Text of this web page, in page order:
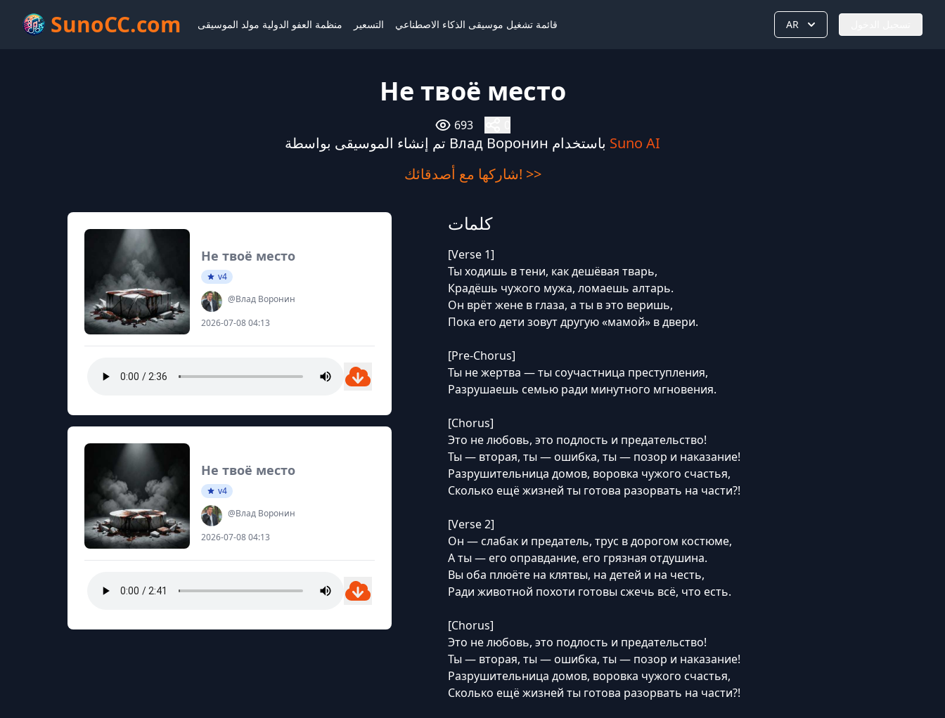
SunoCC.com منظمة العفو الدولية مولد الموسيقى التسعير قائمة تشغيل موسيقى الذكاء الاصطناعي AR
Не твоё место
693
Suno AI
شاركها مع أصدقائك! >>
Не твоё место
v4
@Влад Воронин
2026-07-08 04:13
Не твоё место
v4
@Влад Воронин
2026-07-08 04:13
كلمات
[Verse 1]
Ты ходишь в тени, как дешёвая тварь,
Крадёшь чужого мужа, ломаешь алтарь.
Он врёт жене в глаза, а ты в это веришь,
Пока его дети зовут другую «мамой» в двери.
[Pre-Chorus]
Ты не жертва — ты соучастница преступления,
Разрушаешь семью ради минутного мгновения.
[Chorus]
Это не любовь, это подлость и предательство!
Ты — вторая, ты — ошибка, ты — позор и наказание!
Разрушительница домов, воровка чужого счастья,
Сколько ещё жизней ты готова разорвать на части?!
[Verse 2]
Он — слабак и предатель, трус в дорогом костюме,
А ты — его оправдание, его грязная отдушина.
Вы оба плюёте на клятвы, на детей и на честь,
Ради животной похоти готовы сжечь всё, что есть.
[Chorus]
Это не любовь, это подлость и предательство!
Ты — вторая, ты — ошибка, ты — позор и наказание!
Разрушительница домов, воровка чужого счастья,
Сколько ещё жизней ты готова разорвать на части?!